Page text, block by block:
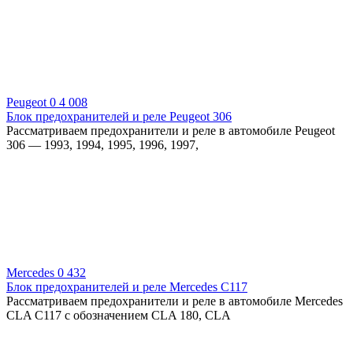
Peugeot 0 4 008
Блок предохранителей и реле Peugeot 306
Рассматриваем предохранители и реле в автомобиле Peugeot
306 — 1993, 1994, 1995, 1996, 1997,
Mercedes 0 432
Блок предохранителей и реле Mercedes C117
Рассматриваем предохранители и реле в автомобиле Mercedes
CLA C117 с обозначением CLA 180, CLA